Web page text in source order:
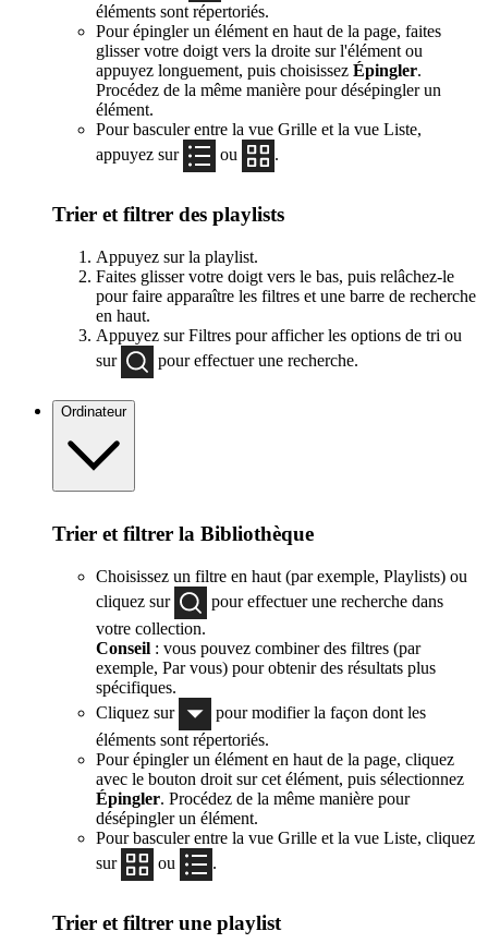
éléments sont répertoriés.
Pour épingler un élément en haut de la page, faites
glisser votre doigt vers la droite sur l'élément ou
appuyez longuement, puis choisissez Épingler.
Procédez de la même manière pour désépingler un
élément.
Pour basculer entre la vue Grille et la vue Liste,
appuyez sur
ou .
Trier et filtrer des playlists
Appuyez sur la playlist.
Faites glisser votre doigt vers le bas, puis relâchez-le
pour faire apparaître les filtres et une barre de recherche
en haut.
Appuyez sur Filtres pour afficher les options de tri ou
sur
pour effectuer une recherche.
Ordinateur
Trier et filtrer la Bibliothèque
Choisissez un filtre en haut (par exemple, Playlists) ou
cliquez sur
pour effectuer une recherche dans
votre collection.
Conseil : vous pouvez combiner des filtres (par
exemple, Par vous) pour obtenir des résultats plus
spécifiques.
Cliquez sur
pour modifier la façon dont les
éléments sont répertoriés.
Pour épingler un élément en haut de la page, cliquez
avec le bouton droit sur cet élément, puis sélectionnez
Épingler. Procédez de la même manière pour
désépingler un élément.
Pour basculer entre la vue Grille et la vue Liste, cliquez
sur
ou .
Trier et filtrer une playlist